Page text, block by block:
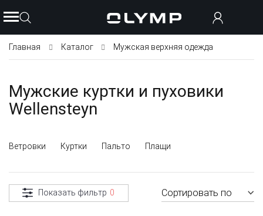
Главная Каталог Мужская верхняя одежда
Мужские куртки и пуховики
Wellensteyn
Ветровки Куртки Пальто Плащи
Показать фильтр 0 Сортировать по